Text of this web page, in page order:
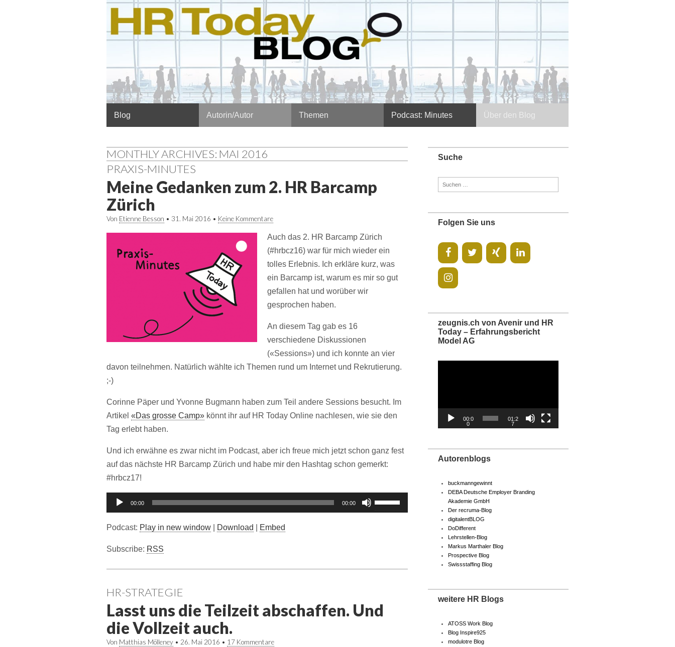
Hauptmenü
Blog Autorin/Autor Themen Podcast: Minutes Über den Blog
MONTHLY ARCHIVES: MAI 2016
PRAXIS-MINUTES
Meine Gedanken zum 2. HR Barcamp
Zürich
Von Etienne Besson • 31. Mai 2016 • Keine Kommentare
Auch das 2. HR Barcamp Zürich
(#hrbcz16) war für mich wieder ein
tolles Erlebnis. Ich erkläre kurz, was
ein Barcamp ist, warum es mir so gut
gefallen hat und worüber wir
gesprochen haben.
An diesem Tag gab es 16
verschiedene Diskussionen
(«Sessions») und ich konnte an vier
davon teilnehmen. Natürlich wählte ich Themen rund um Internet und Rekrutierung.
;-)
Corinne Päper und Yvonne Bugmann haben zum Teil andere Sessions besucht. Im
Artikel «Das grosse Camp» könnt ihr auf HR Today Online nachlesen, wie sie den
Tag erlebt haben.
Und ich erwähne es zwar nicht im Podcast, aber ich freue mich jetzt schon ganz fest
auf das nächste HR Barcamp Zürich und habe mir den Hashtag schon gemerkt:
#hrbcz17!
Audio-
Player
00:00 00:00
Pfeiltasten
Hoch/Runter
Podcast: Play in new window Download Embed
Subscribe: RSS
HR-STRATEGIE
Lasst uns die Teilzeit abschaffen. Und
die Vollzeit auch.
Von Matthias Mölleney • 26. Mai 2016 • 17 Kommentare
Suche
Folgen Sie uns
zeugnis.ch von Avenir und HR
Today – Erfahrungsbericht
Model AG
00:0
0
01:2
7
Autorenblogs
buckmanngewinnt
DEBA Deutsche Employer Branding
Akademie GmbH
Der recruma-Blog
digitalentBLOG
DoDifferent
Lehrstellen-Blog
Markus Marthaler Blog
Prospective Blog
Swissstaffing Blog
weitere HR Blogs
ATOSS Work Blog
Blog Inspire925
modulotre Blog